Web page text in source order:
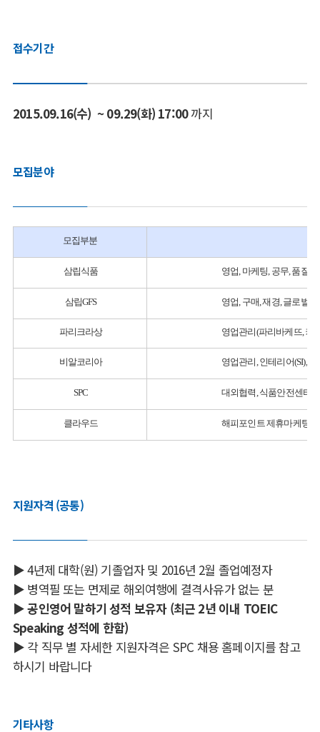
접수기간
2015.09.16(수) ~ 09.29(화) 17:00까지
모집분야
모집부분
삼립식품 영업, 마케팅, 공무, 품질관
삼립GFS 영업, 구매, 재경, 글로벌사
파리크라상 영업관리(파리바케뜨, 커
비알코리아 영업관리, 인테리어(SI),
SPC 대외협력, 식품안전센터(
클라우드 해피포인트 제휴마케팅,
지원자격 (공통)
▶ 4년제 대학(원) 기졸업자 및 2016년 2월 졸업예정자
▶ 병역필 또는 면제로 해외여행에 결격사유가 없는 분
▶공인영어 말하기 성적 보유자 (최근 2년 이내 TOEIC
Speaking 성적에 한함)
▶ 각 직무 별 자세한 지원자격은 SPC 채용 홈페이지를 참고
하시기 바랍니다
기타사항